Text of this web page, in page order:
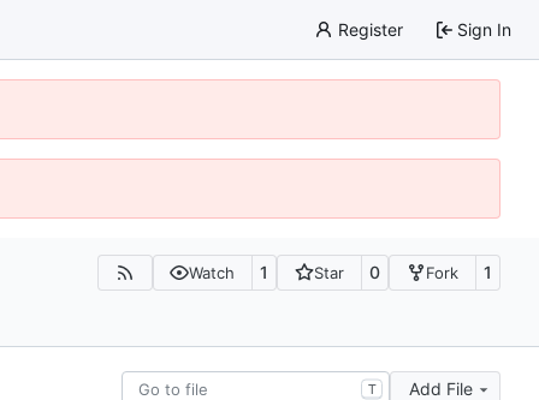
Register Sign In
Watch 1 Star 0 Fork 1
T Add File